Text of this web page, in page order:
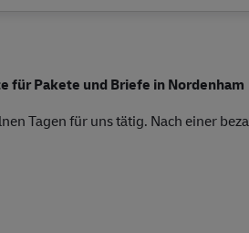
Pakete und Briefe in Nordenham
Tagen für uns tätig. Nach einer